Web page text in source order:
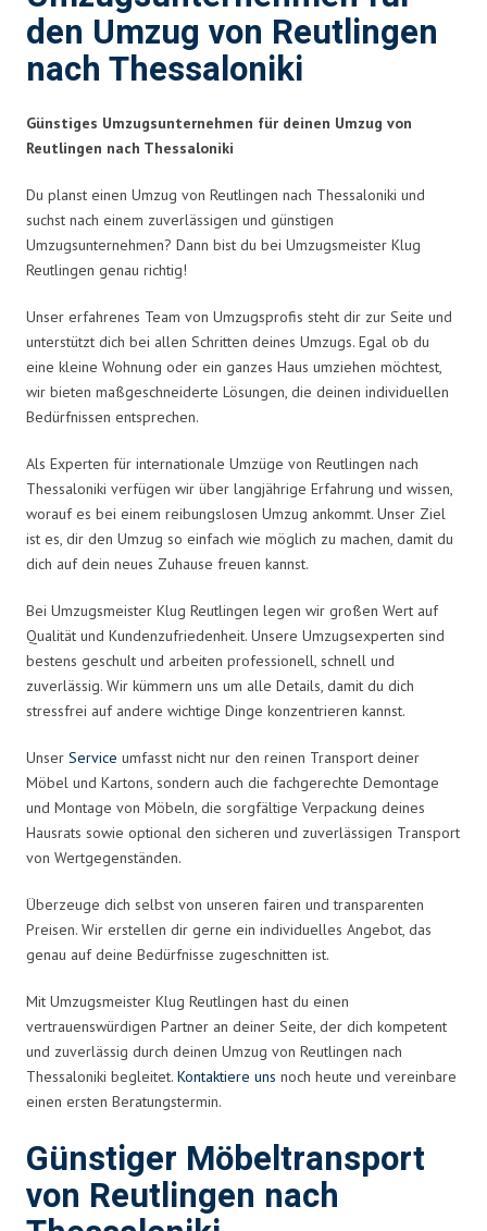
den Umzug von Reutlingen
nach Thessaloniki
Günstiges Umzugsunternehmen für deinen Umzug von
Reutlingen nach Thessaloniki
Du planst einen Umzug von Reutlingen nach Thessaloniki und
suchst nach einem zuverlässigen und günstigen
Umzugsunternehmen? Dann bist du bei Umzugsmeister Klug
Reutlingen genau richtig!
Unser erfahrenes Team von Umzugsprofis steht dir zur Seite und
unterstützt dich bei allen Schritten deines Umzugs. Egal ob du
eine kleine Wohnung oder ein ganzes Haus umziehen möchtest,
wir bieten maßgeschneiderte Lösungen, die deinen individuellen
Bedürfnissen entsprechen.
Als Experten für internationale Umzüge von Reutlingen nach
Thessaloniki verfügen wir über langjährige Erfahrung und wissen,
worauf es bei einem reibungslosen Umzug ankommt. Unser Ziel
ist es, dir den Umzug so einfach wie möglich zu machen, damit du
dich auf dein neues Zuhause freuen kannst.
Bei Umzugsmeister Klug Reutlingen legen wir großen Wert auf
Qualität und Kundenzufriedenheit. Unsere Umzugsexperten sind
bestens geschult und arbeiten professionell, schnell und
zuverlässig. Wir kümmern uns um alle Details, damit du dich
stressfrei auf andere wichtige Dinge konzentrieren kannst.
Unser Service umfasst nicht nur den reinen Transport deiner
Möbel und Kartons, sondern auch die fachgerechte Demontage
und Montage von Möbeln, die sorgfältige Verpackung deines
Hausrats sowie optional den sicheren und zuverlässigen Transport
von Wertgegenständen.
Überzeuge dich selbst von unseren fairen und transparenten
Preisen. Wir erstellen dir gerne ein individuelles Angebot, das
genau auf deine Bedürfnisse zugeschnitten ist.
Mit Umzugsmeister Klug Reutlingen hast du einen
vertrauenswürdigen Partner an deiner Seite, der dich kompetent
und zuverlässig durch deinen Umzug von Reutlingen nach
Thessaloniki begleitet. Kontaktiere uns noch heute und vereinbare
einen ersten Beratungstermin.
Günstiger Möbeltransport
von Reutlingen nach